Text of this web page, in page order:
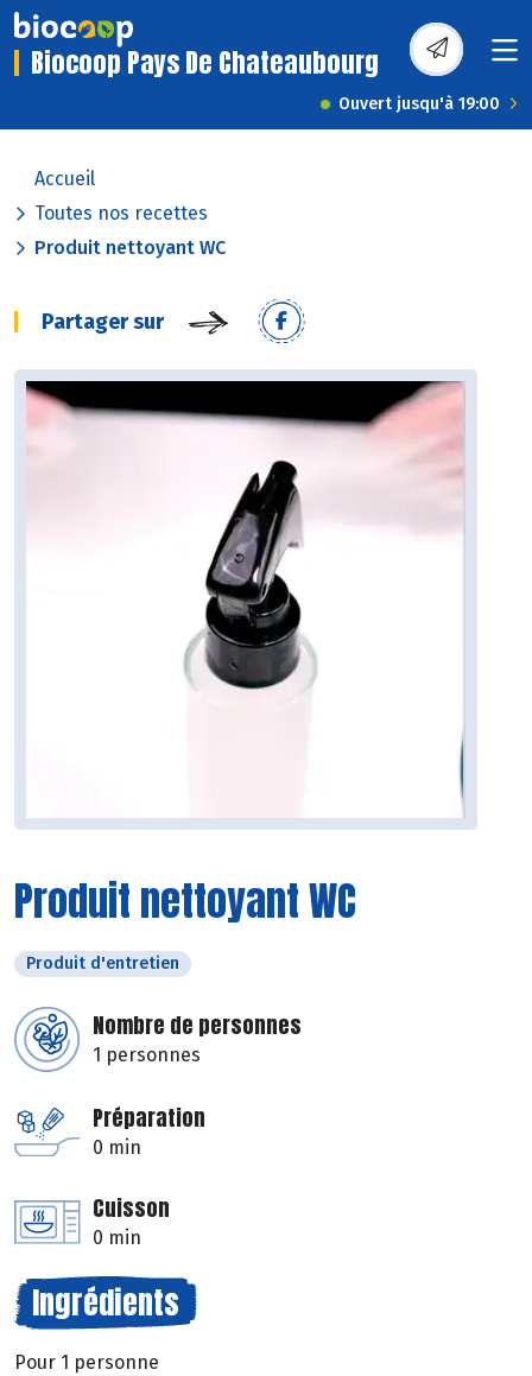
Biocoop Pays De Chateaubourg
Ouvert jusqu'à 19:00
Accueil
Toutes nos recettes
Produit nettoyant WC
Partager sur
Produit nettoyant WC
Produit d'entretien
Nombre de personnes
1 personnes
Préparation
0 min
Cuisson
0 min
Ingrédients
Pour 1 personne